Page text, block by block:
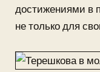
достижениями в
не только для